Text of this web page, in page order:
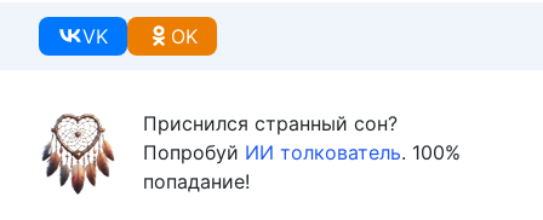
VK OK
Приснился странный сон?
Попробуй ИИ толкователь. 100%
попадание!